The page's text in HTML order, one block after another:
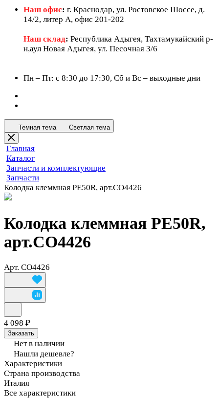
Наш офис: г. Краснодар, ул. Ростовское Шоссе, д.
14/2, литер А, офис 201-202
Наш склад: Республика Адыгея, Тахтамукайский р-
н,аул Новая Адыгея, ул. Песочная 3/6
Пн – Пт: c 8:30 до 17:30, Сб и Вс – выходные дни
Темная тема Светлая тема
Главная
Каталог
Запчасти и комплектующие
Запчасти
Колодка клеммная PE50R, арт.CO4426
Колодка клеммная PE50R,
арт.CO4426
Арт. CO4426
4 098 ₽
Заказать
Нет в наличии
Нашли дешевле?
Характеристики
Страна производства
Италия
Все характеристики